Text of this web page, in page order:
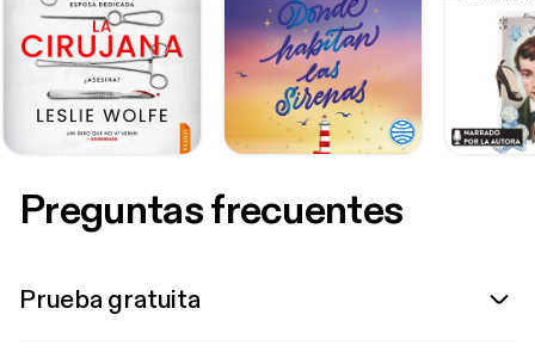
Preguntas frecuentes
Prueba gratuita